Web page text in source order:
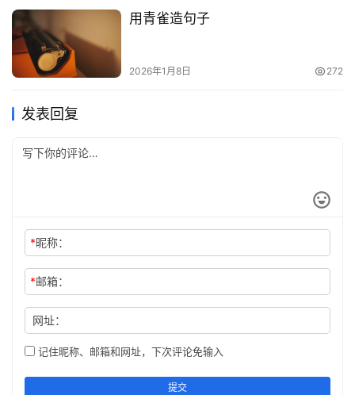
用青雀造句子
2026年1月8日 272
发表回复
*昵称：
*邮箱：
网址：
记住昵称、邮箱和网址，下次评论免输入
提交